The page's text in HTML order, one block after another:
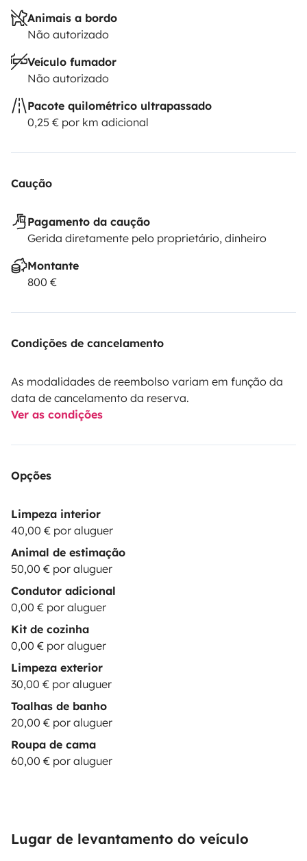
Animais a bordo
Não autorizado
Veículo fumador
Não autorizado
Pacote quilométrico ultrapassado
0,25 € por km adicional
Caução
Pagamento da caução
Gerida diretamente pelo proprietário, dinheiro
Montante
800 €
Condições de cancelamento
As modalidades de reembolso variam em função da
data de cancelamento da reserva.
Ver as condições
Opções
Limpeza interior
40,00 € por aluguer
Animal de estimação
50,00 € por aluguer
Condutor adicional
0,00 € por aluguer
Kit de cozinha
0,00 € por aluguer
Limpeza exterior
30,00 € por aluguer
Toalhas de banho
20,00 € por aluguer
Roupa de cama
60,00 € por aluguer
Lugar de levantamento do veículo